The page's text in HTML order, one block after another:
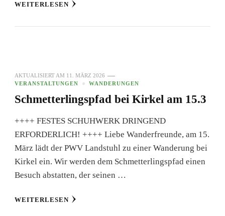
WEITERLESEN
AKTUALISIERT AM 11. MÄRZ 2026
VERANSTALTUNGEN
WANDERUNGEN
Schmetterlingspfad bei Kirkel am 15.3
++++ FESTES SCHUHWERK DRINGEND
ERFORDERLICH! ++++ Liebe Wanderfreunde, am 15.
März lädt der PWV Landstuhl zu einer Wanderung bei
Kirkel ein. Wir werden dem Schmetterlingspfad einen
Besuch abstatten, der seinen …
WEITERLESEN